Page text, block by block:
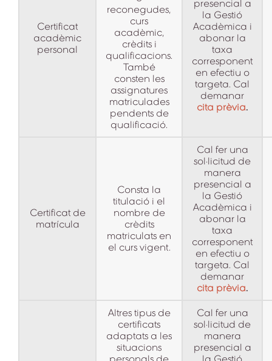
Certificat
acadèmic
personal
reconegudes,
curs
acadèmic,
crèdits i
qualificacions.
També
consten les
assignatures
matriculades
pendents de
qualificació.
presencial a
la Gestió
Acadèmica i
abonar la
taxa
corresponent
en efectiu o
targeta. Cal
demanar
cita prèvia.
Certificat de
matrícula
Consta la
titulació i el
nombre de
crèdits
matriculats en
el curs vigent.
Cal fer una
sol·licitud de
manera
presencial a
la Gestió
Acadèmica i
abonar la
taxa
corresponent
en efectiu o
targeta. Cal
demanar
cita prèvia.
Altres tipus de
certificats
adaptats a les
situacions
Cal fer una
sol·licitud de
manera
presencial a